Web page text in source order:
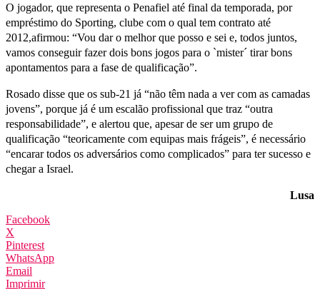
O jogador, que representa o Penafiel até final da temporada, por
empréstimo do Sporting, clube com o qual tem contrato até
2012,afirmou: “Vou dar o melhor que posso e sei e, todos juntos,
vamos conseguir fazer dois bons jogos para o `mister´ tirar bons
apontamentos para a fase de qualificação”.
Rosado disse que os sub-21 já “não têm nada a ver com as camadas
jovens”, porque já é um escalão profissional que traz “outra
responsabilidade”, e alertou que, apesar de ser um grupo de
qualificação “teoricamente com equipas mais frágeis”, é necessário
“encarar todos os adversários como complicados” para ter sucesso e
chegar a Israel.
Lusa
Facebook
X
Pinterest
WhatsApp
Email
Imprimir